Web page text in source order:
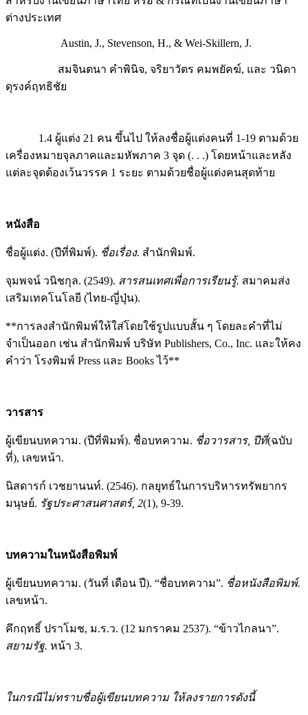
ต่างประเทศ
Austin, J., Stevenson, H., & Wei-Skillern, J.
สมจินตนา คำพินิจ, จริยาวัตร คมพยัคฆ์, และ วนิดา
ดุรงค์ฤทธิชัย
1.4 ผู้แต่ง 21 คน ขึ้นไป ให้ลงชื่อผู้แต่งคนที่ 1-19 ตามด้วย
เครื่องหมายจุลภาคและมหัพภาค 3 จุด (. . .) โดยหน้าและหลัง
แต่ละจุดต้องเว้นวรรค 1 ระยะ ตามด้วยชื่อผู้แต่งคนสุดท้าย
หนังสือ
ชื่อผู้แต่ง. (ปีที่พิมพ์). ชื่อเรื่อง. สำนักพิมพ์.
จุมพจน์ วนิชกุล. (2549). สารสนเทศเพื่อการเรียนรู้. สมาคมส่ง
เสริมเทคโนโลยี (ไทย-ญี่ปุ่น).
**การลงสำนักพิมพ์ให้ใส่โดยใช้รูปแบบสั้น ๆ โดยละคำที่ไม่
จำเป็นออก เช่น สำนักพิมพ์ บริษัท Publishers, Co., Inc. และให้คง
คำว่า โรงพิมพ์ Press และ Books ไว้**
วารสาร
ผู้เขียนบทความ. (ปีที่พิมพ์). ชื่อบทความ. ชื่อวารสาร, ปีที่(ฉบับ
ที่), เลขหน้า.
นิสดารก์ เวชยานนท์. (2546). กลยุทธ์ในการบริหารทรัพยากร
มนุษย์. รัฐประศาสนศาสตร์, 2(1), 9-39.
บทความในหนังสือพิมพ์
ผู้เขียนบทความ. (วันที่ เดือน ปี). “ชื่อบทความ”. ชื่อหนังสือพิมพ์.
เลขหน้า.
คึกฤทธิ์ ปราโมช, ม.ร.ว. (12 มกราคม 2537). “ข้าวไกลนา”.
สยามรัฐ. หน้า 3.
ในกรณีไม่ทราบชื่อผู้เขียนบทความ ให้ลงรายการดังนี้